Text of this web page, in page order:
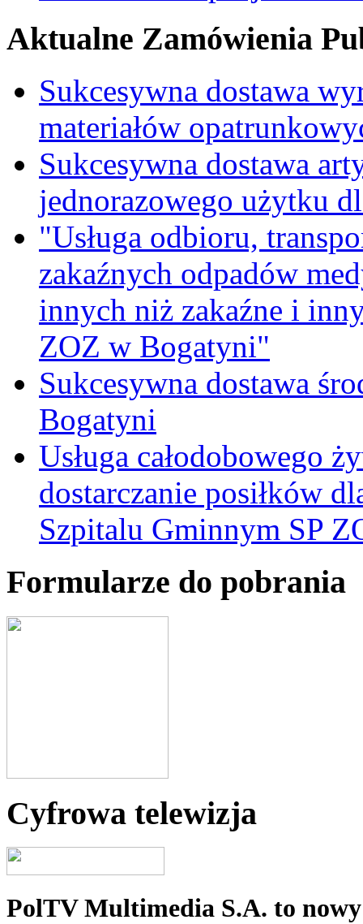
Aktualne Zamówienia
Sukcesywna dostawa
materiałów
Sukcesywna dostawa
jednorazowego użytku
"Usługa odbioru,
zakaźnych odpadów
innych niż zakaźne i
ZOZ w Bogatyni"
Sukcesywna dostawa
Bogatyni
Usługa całodobowego
dostarczanie posiłków
Szpitalu Gminnym SP
Formularze do pobrania
Cyfrowa telewizja
PolTV Multimedia S.A. to